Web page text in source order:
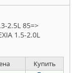
2.5L 85=>
1.5-2.0L
Купить